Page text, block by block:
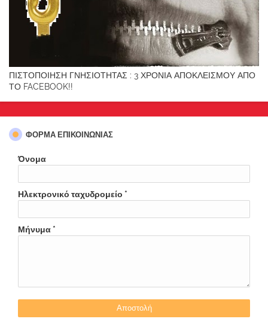
ΠΙΣΤΟΠΟΙΗΣΗ ΓΝΗΣΙΟΤΗΤΑΣ : 3 ΧΡΟΝΙΑ ΑΠΟΚΛΕΙΣΜΟΥ ΑΠΟ
ΤΟ FACEBOOK!!
ΦΌΡΜΑ ΕΠΙΚΟΙΝΩΝΊΑΣ
Όνομα
Ηλεκτρονικό ταχυδρομείο *
Μήνυμα *